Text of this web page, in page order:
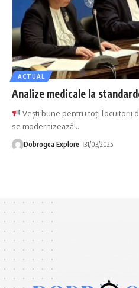
ACTUAL
Analize medicale la
Vești bune pentru toți locuitorii
se modernizează!…
Dobrogea Explore 31/03/2025